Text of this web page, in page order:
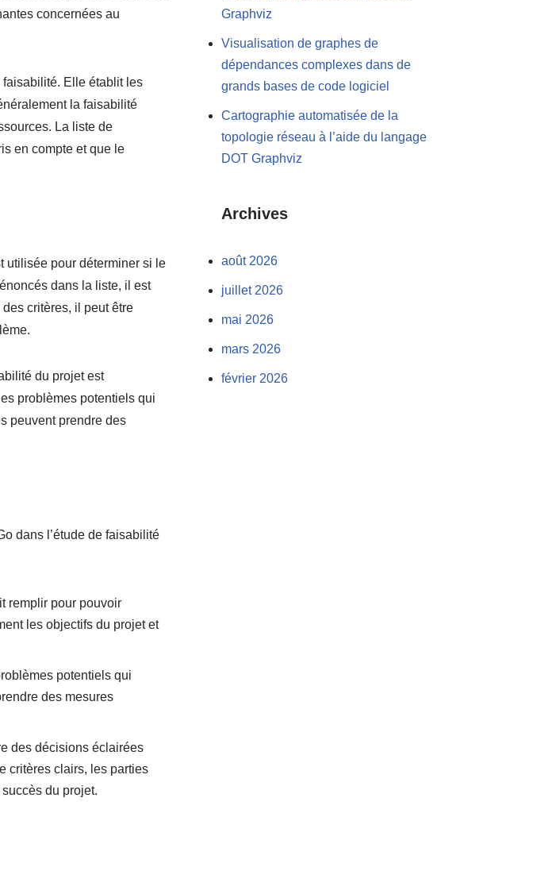
concernées au
faisabilité. Elle établit les
la faisabilité
La liste de
en compte et que le
utilisée pour déterminer si le
dans la liste, il est
critères, il peut être
du projet est
problèmes potentiels qui
peuvent prendre des
dans l’étude de faisabilité
remplir pour pouvoir
les objectifs du projet et
potentiels qui
des mesures
des décisions éclairées
critères clairs, les parties
du projet.
Graphviz
Visualisation de graphes de
dépendances complexes dans de
grands bases de code logiciel
Cartographie automatisée de la
topologie réseau à l’aide du langage
DOT Graphviz
Archives
août 2026
juillet 2026
mai 2026
mars 2026
février 2026